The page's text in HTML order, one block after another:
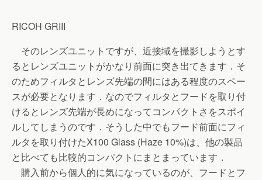
RICOH GRIII
そのレンズユニットですが、近接域を撮影しようとす
るとレンズユニットがかなり前面に突き出てきます．そ
のためフィルタとレンズ先端の間にはある程度のスペー
スが必要となります．なのでフィルタとフードを取り付
けるとレンズ先端が長めになってコンパクトさをスポイ
ルしてしまうのです．そうした中でもフード前面にフィ
ルタを取り付けたX100 Glass (Haze 10%)は、他の製品
と比べても比較的コンパクトにまとまっています．
購入前から個人的に気になっているのが、フードとフ